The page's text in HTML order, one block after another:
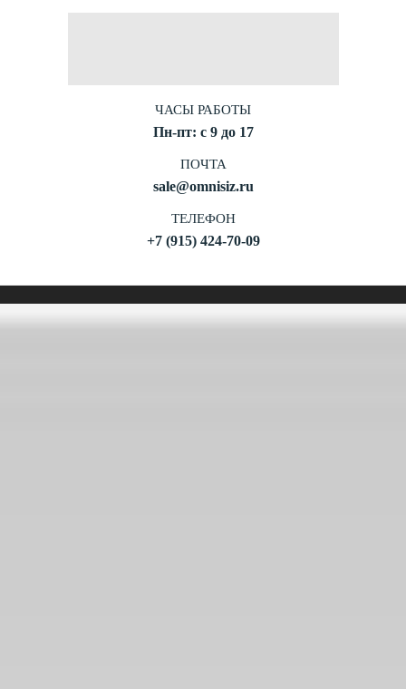
ЧАСЫ РАБОТЫ
Пн-пт: с 9 до 17
ПОЧТА
sale@omnisiz.ru
ТЕЛЕФОН
+7 (915) 424-70-09